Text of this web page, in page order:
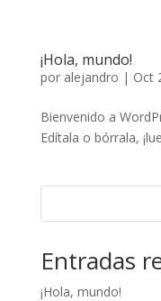
¡Hola, mundo!
por alejandro | Oct
Bienvenido a
Edítala o bórrala,
Entradas
¡Hola, mundo!